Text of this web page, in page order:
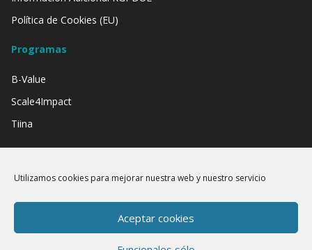
Utilizamos cookies para mejorar nuestra web y nuestro servicio
Aceptar cookies
Política de Cookies (EU)
Programas
B-Value
Scale4Impact
Tiina